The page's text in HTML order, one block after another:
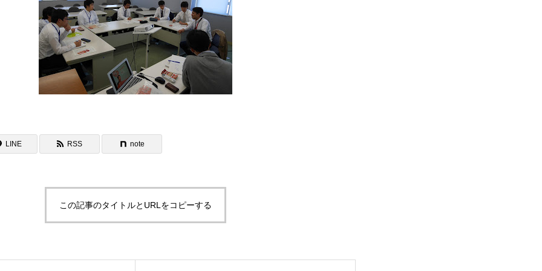
LINE RSS note
この記事のタイトルとURLをコピーする